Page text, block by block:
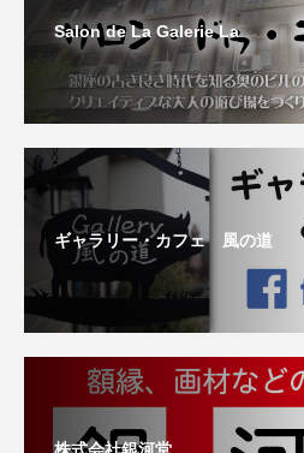
Salon de La Galerie La
ギャラリー・カフェ 風の道